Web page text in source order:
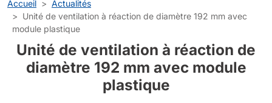
Accueil
Actualités
Unité de ventilation à réaction de diamètre 192 mm avec
module plastique
Unité de ventilation à réaction de
diamètre 192 mm avec module
plastique